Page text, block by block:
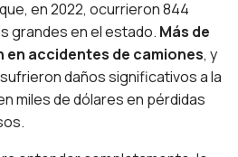
en 2022, ocurrieron 844
grandes en el estado. Más de
en accidentes de camiones, y
daños significativos a la
miles de dólares en pérdidas